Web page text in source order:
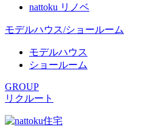
nattoku リノベ
モデルハウス/ショールーム
モデルハウス
ショールーム
GROUP
リクルート